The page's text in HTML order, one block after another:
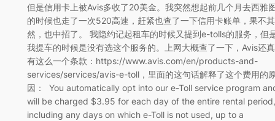
但是信用卡上被Avis多收了20美金。我突然想起前几个月去西雅
的时候也走了一次520高速，赶紧也查了一下信用卡账单，果不其
然，也中招了。 我隐约记起租车的时候又提到e-tolls的服务，但
我提车的时候是没有选这个服务的。上网大概查了一下，Avis还真
有这么一个条款：https://www.avis.com/en/products-and-
services/services/avis-e-toll，里面的这句话解释了这个费用的
因： You automatically opt into our e-Toll service program
will be charged $3.95 for each day of the entire rental period,
including any days on which e-Toll is not used, up to a